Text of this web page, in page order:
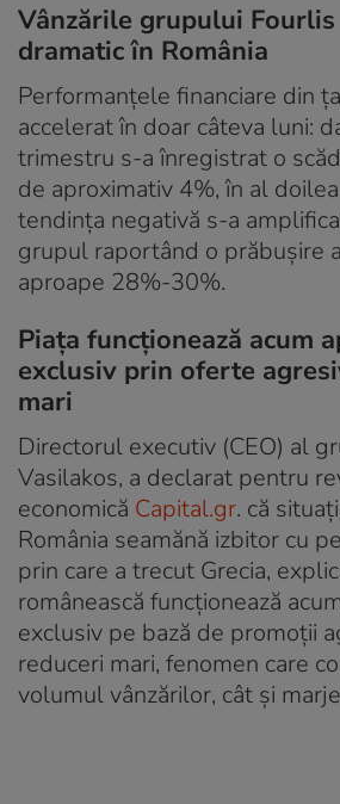
Vânzările grupului Fourlis
dramatic în România
Performanțele financiare din
accelerat în doar câteva luni:
trimestru s-a înregistrat o
de aproximativ 4%, în al
tendința negativă s-a
grupul raportând o prăbușire
aproape 28%-30%.
Piața funcționează acum
exclusiv prin oferte
mari
Directorul executiv (CEO) al
Vasilakos, a declarat pentru
economică Capital.gr. că
România seamănă izbitor cu
prin care a trecut Grecia,
românească funcționează
exclusiv pe bază de promoții
reduceri mari, fenomen care
volumul vânzărilor, cât și